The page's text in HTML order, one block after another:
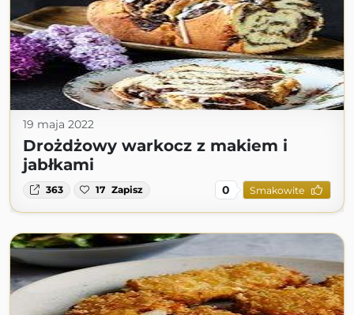
19 maja 2022
Drożdżowy warkocz z makiem i
jabłkami
363 17 Zapisz 0 Smakowite